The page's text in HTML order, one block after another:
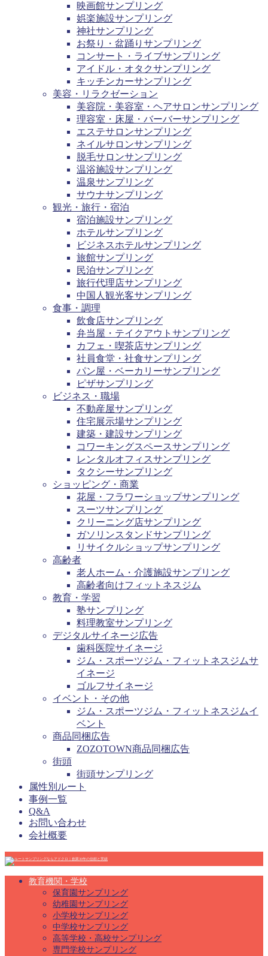
映画館サンプリング
娯楽施設サンプリング
神社サンプリング
お祭り・盆踊りサンプリング
コンサート・ライブサンプリング
アイドル・オタクサンプリング
キッチンカーサンプリング
美容・リラクゼーション
美容院・美容室・ヘアサロンサンプリング
理容室・床屋・バーバーサンプリング
エステサロンサンプリング
ネイルサロンサンプリング
脱毛サロンサンプリング
温浴施設サンプリング
温泉サンプリング
サウナサンプリング
観光・旅行・宿泊
宿泊施設サンプリング
ホテルサンプリング
ビジネスホテルサンプリング
旅館サンプリング
民泊サンプリング
旅行代理店サンプリング
中国人観光客サンプリング
食事・調理
飲食店サンプリング
弁当屋・テイクアウトサンプリング
カフェ・喫茶店サンプリング
社員食堂・社食サンプリング
パン屋・ベーカリーサンプリング
ピザサンプリング
ビジネス・職場
不動産屋サンプリング
住宅展示場サンプリング
建築・建設サンプリング
コワーキングスペースサンプリング
レンタルオフィスサンプリング
タクシーサンプリング
ショッピング・商業
花屋・フラワーショップサンプリング
スーツサンプリング
クリーニング店サンプリング
ガソリンスタンドサンプリング
リサイクルショップサンプリング
高齢者
老人ホーム・介護施設サンプリング
高齢者向けフィットネスジム
教育・学習
塾サンプリング
料理教室サンプリング
デジタルサイネージ広告
歯科医院サイネージ
ジム・スポーツジム・フィットネスジムサ
イネージ
ゴルフサイネージ
イベント・その他
ジム・スポーツジム・フィットネスジムイ
ベント
商品同梱広告
ZOZOTOWN商品同梱広告
街頭
街頭サンプリング
属性別ルート
事例一覧
Q&A
お問い合わせ
会社概要
教育機関・学校
保育園サンプリング
幼稚園サンプリング
小学校サンプリング
中学校サンプリング
高等学校・高校サンプリング
専門学校サンプリング